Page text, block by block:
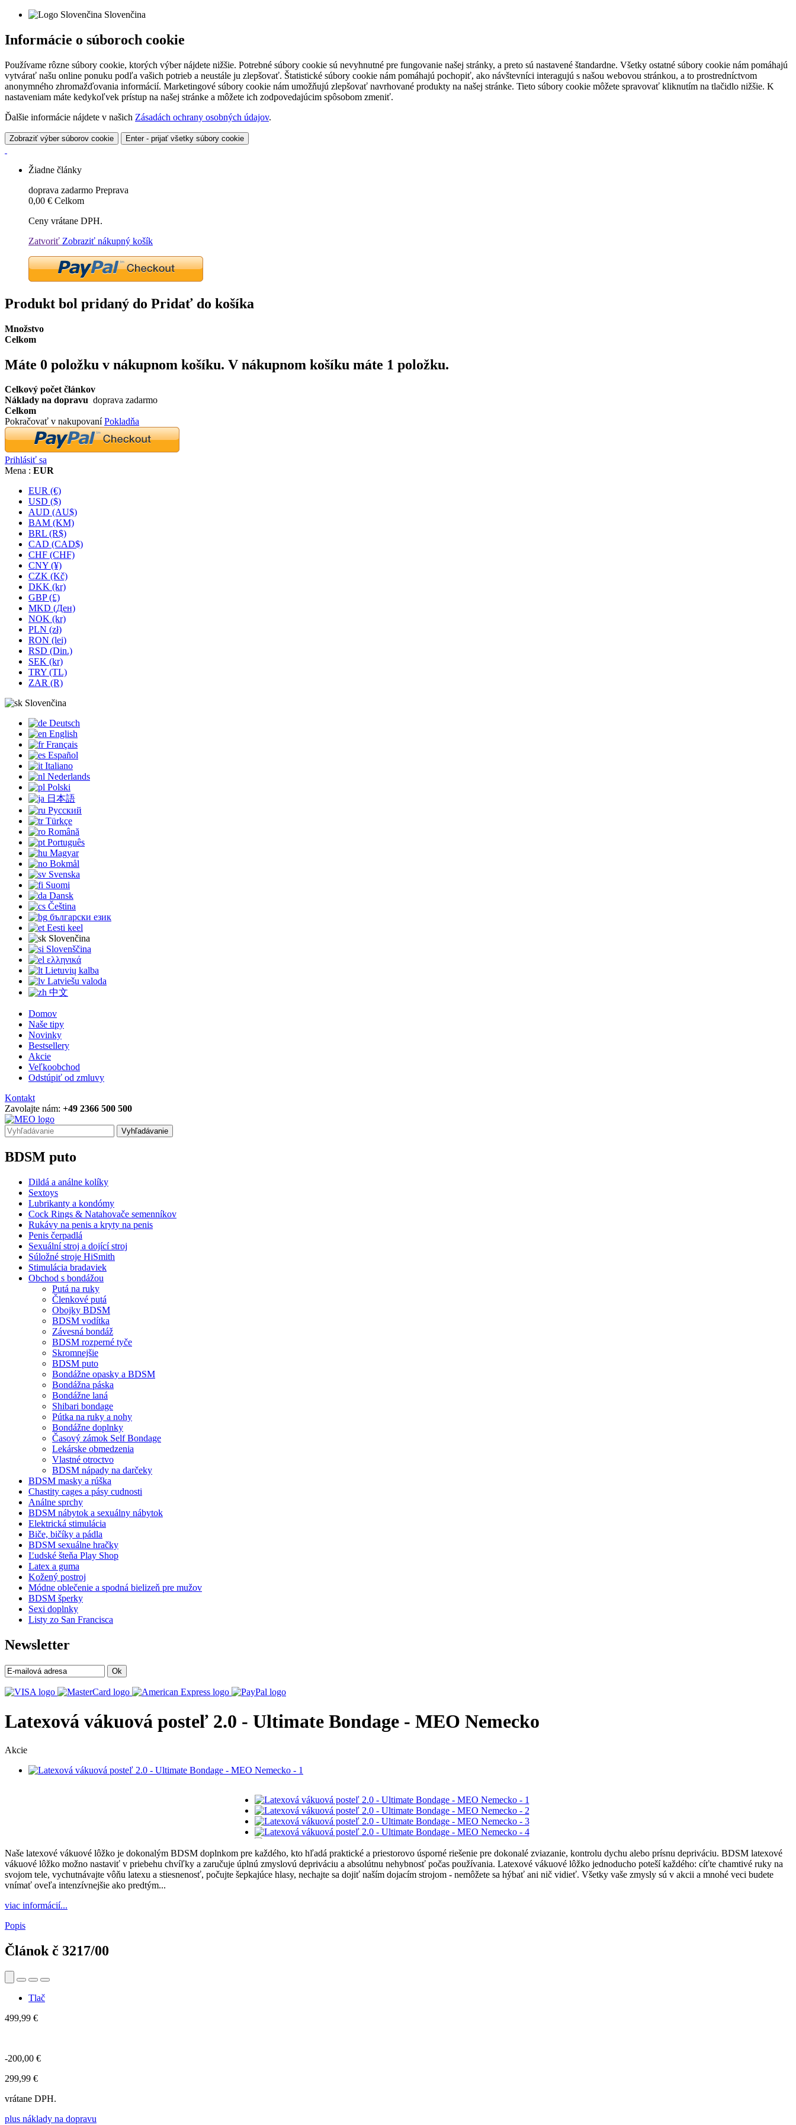
Slovenčina
Informácie o súboroch cookie
Používame rôzne súbory cookie, ktorých výber nájdete nižšie. Potrebné súbory cookie sú nevyhnutné pre fungovanie našej stránky, a preto sú nastavené štandardne. Všetky ostatné súbory cookie nám pomáhajú
vytvárať našu online ponuku podľa vašich potrieb a neustále ju zlepšovať. Štatistické súbory cookie nám pomáhajú pochopiť, ako návštevníci interagujú s našou webovou stránkou, a to prostredníctvom
anonymného zhromažďovania informácií. Marketingové súbory cookie nám umožňujú zlepšovať navrhované produkty na našej stránke. Tieto súbory cookie môžete spravovať kliknutím na tlačidlo nižšie. K
nastaveniam máte kedykoľvek prístup na našej stránke a môžete ich zodpovedajúcim spôsobom zmeniť.
Ďalšie informácie nájdete v našich Zásadách ochrany osobných údajov.
Zobraziť výber súborov cookie Enter - prijať všetky súbory cookie
Žiadne články
doprava zadarmo Preprava
0,00 € Celkom
Ceny vrátane DPH.
Zatvoriť Zobraziť nákupný košík
Produkt bol pridaný do Pridať do košíka
Množstvo
Celkom
Máte 0 položku v nákupnom košíku. V nákupnom košíku máte 1 položku.
Celkový počet článkov
Náklady na dopravu doprava zadarmo
Celkom
Pokračovať v nakupovaníPokladňa
Prihlásiť sa
Mena : EUR
EUR (€)
USD ($)
AUD (AU$)
BAM (KM)
BRL (R$)
CAD (CAD$)
CHF (CHF)
CNY (¥)
CZK (Kč)
DKK (kr)
GBP (£)
MKD (Ден)
NOK (kr)
PLN (zł)
RON (lei)
RSD (Din.)
SEK (kr)
TRY (TL)
ZAR (R)
Slovenčina
Deutsch
English
Français
Español
Italiano
Nederlands
Polski
日本語
Русский
Türkçe
Română
Português
Magyar
Bokmål
Svenska
Suomi
Dansk
Čeština
български език
Eesti keel
Slovenčina
Slovenščina
ελληνικά
Lietuvių kalba
Latviešu valoda
中文
Domov
Naše tipy
Novinky
Bestsellery
Akcie
Veľkoobchod
Odstúpiť od zmluvy
Kontakt
Zavolajte nám: +49 2366 500 500
Vyhľadávanie
BDSM puto
Dildá a análne kolíky
Sextoys
Lubrikanty a kondómy
Cock Rings & Natahovače semenníkov
Rukávy na penis a kryty na penis
Penis čerpadlá
Sexuální stroj a dojící stroj
Súložné stroje HiSmith
Stimulácia bradaviek
Obchod s bondážou
Putá na ruky
Členkové putá
Obojky BDSM
BDSM vodítka
Závesná bondáž
BDSM rozperné tyče
Skromnejšie
BDSM puto
Bondážne opasky a BDSM
Bondážna páska
Bondážne laná
Shibari bondage
Pútka na ruky a nohy
Bondážne doplnky
Časový zámok Self Bondage
Lekárske obmedzenia
Vlastné otroctvo
BDSM nápady na darčeky
BDSM masky a rúška
Chastity cages a pásy cudnosti
Análne sprchy
BDSM nábytok a sexuálny nábytok
Elektrická stimulácia
Biče, bičíky a pádla
BDSM sexuálne hračky
Ľudské šteňa Play Shop
Latex a guma
Kožený postroj
Módne oblečenie a spodná bielizeň pre mužov
BDSM šperky
Sexi doplnky
Listy zo San Francisca
Newsletter
Ok
Latexová vákuová posteľ 2.0 - Ultimate Bondage - MEO Nemecko
Akcie
Naše latexové vákuové lôžko je dokonalým BDSM doplnkom pre každého, kto hľadá praktické a priestorovo úsporné riešenie pre dokonalé zviazanie, kontrolu dychu alebo prísnu depriváciu. BDSM latexové
vákuové lôžko možno nastaviť v priebehu chvíľky a zaručuje úplnú zmyslovú depriváciu a absolútnu nehybnosť počas používania. Latexové vákuové lôžko jednoducho poteší každého: cíťte chamtivé ruky na
svojom tele, vychutnávajte vôňu latexu a stiesnenosť, počujte šepkajúce hlasy, nechajte sa dojiť naším dojacím strojom - nemôžete sa hýbať ani nič vidieť. Všetky vaše zmysly sú v akcii a mnohé veci budete
vnímať oveľa intenzívnejšie ako predtým...
viac informácií...
Popis
Článok č 3217/00
Tlač
499,99 €
-200,00 €
299,99 €
vrátane DPH.
plus náklady na dopravu